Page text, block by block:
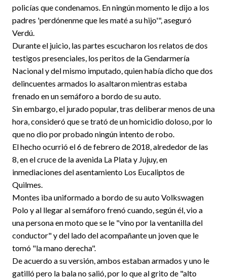
policías que condenamos. En ningún momento le dijo a los
padres 'perdónenme que les maté a su hijo'", aseguró
Verdú.
Durante el juicio, las partes escucharon los relatos de dos
testigos presenciales, los peritos de la Gendarmería
Nacional y del mismo imputado, quien había dicho que dos
delincuentes armados lo asaltaron mientras estaba
frenado en un semáforo a bordo de su auto.
Sin embargo, el jurado popular, tras deliberar menos de una
hora, consideró que se trató de un homicidio doloso, por lo
que no dio por probado ningún intento de robo.
El hecho ocurrió el 6 de febrero de 2018, alrededor de las
8, en el cruce de la avenida La Plata y Jujuy, en
inmediaciones del asentamiento Los Eucaliptos de
Quilmes.
Montes iba uniformado a bordo de su auto Volkswagen
Polo y al llegar al semáforo frenó cuando, según él, vio a
una persona en moto que se le "vino por la ventanilla del
conductor" y del lado del acompañante un joven que le
tomó "la mano derecha".
De acuerdo a su versión, ambos estaban armados y uno le
gatilló pero la bala no salió, por lo que al grito de "alto